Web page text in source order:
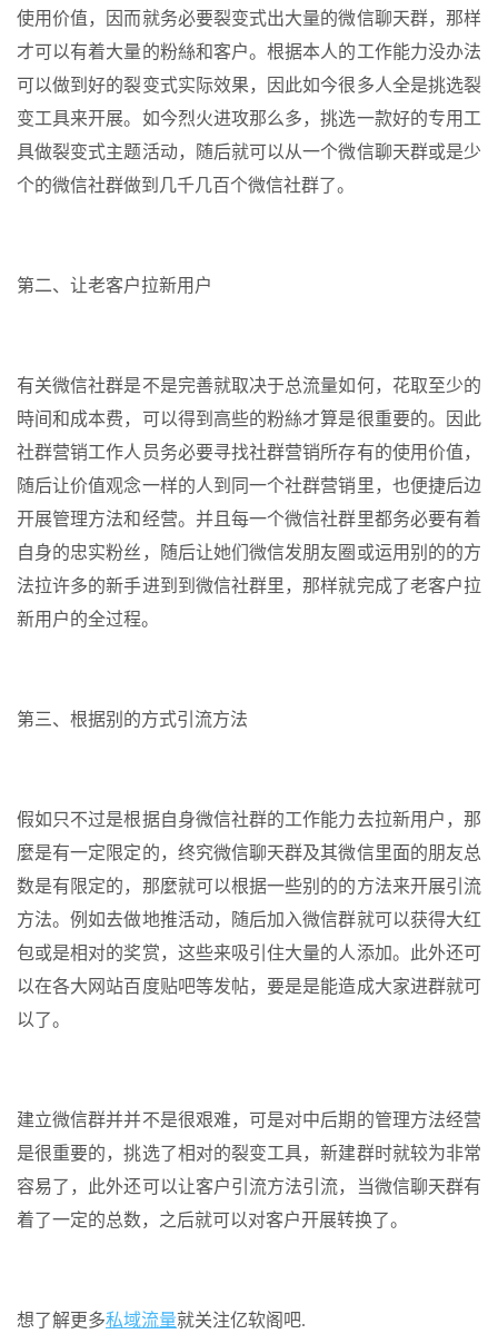
使用价值，因而就务必要裂变式出大量的微信聊天群，那样
才可以有着大量的粉絲和客户。根据本人的工作能力没办法
可以做到好的裂变式实际效果，因此如今很多人全是挑选裂
变工具来开展。如今烈火进攻那么多，挑选一款好的专用工
具做裂变式主题活动，随后就可以从一个微信聊天群或是少
个的微信社群做到几千几百个微信社群了。
第二、让老客户拉新用户
有关微信社群是不是完善就取决于总流量如何，花取至少的
時间和成本费，可以得到高些的粉絲才算是很重要的。因此
社群营销工作人员务必要寻找社群营销所存有的使用价值，
随后让价值观念一样的人到同一个社群营销里，也便捷后边
开展管理方法和经营。并且每一个微信社群里都务必要有着
自身的忠实粉丝，随后让她们微信发朋友圈或运用别的的方
法拉许多的新手进到到微信社群里，那样就完成了老客户拉
新用户的全过程。
第三、根据别的方式引流方法
假如只不过是根据自身微信社群的工作能力去拉新用户，那
麼是有一定限定的，终究微信聊天群及其微信里面的朋友总
数是有限定的，那麼就可以根据一些别的的方法来开展引流
方法。例如去做地推活动，随后加入微信群就可以获得大红
包或是相对的奖赏，这些来吸引住大量的人添加。此外还可
以在各大网站百度贴吧等发帖，要是是能造成大家进群就可
以了。
建立微信群并并不是很艰难，可是对中后期的管理方法经营
是很重要的，挑选了相对的裂变工具，新建群时就较为非常
容易了，此外还可以让客户引流方法引流，当微信聊天群有
着了一定的总数，之后就可以对客户开展转换了。
想了解更多私域流量就关注亿软阁吧.